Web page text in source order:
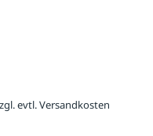
evtl. Versandkosten